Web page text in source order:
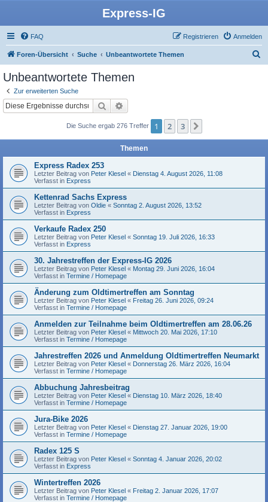
Express-IG
FAQ Anmelden
Registrieren
Foren-Übersicht Suche Unbeantwortete Themen
Unbeantwortete Themen
Zur erweiterten Suche
Suche
Die Suche ergab 276 Treffer 1 2 3
Themen
Express Radex 253
Letzter Beitrag von Peter Klesel « Dienstag 4. August 2026, 11:08
Verfasst in Express
Kettenrad Sachs Express
Letzter Beitrag von Oldie « Sonntag 2. August 2026, 13:52
Verfasst in Express
Verkaufe Radex 250
Letzter Beitrag von Peter Klesel « Sonntag 19. Juli 2026, 16:33
Verfasst in Express
30. Jahrestreffen der Express-IG 2026
Letzter Beitrag von Peter Klesel « Montag 29. Juni 2026, 16:04
Verfasst in Termine / Homepage
Änderung zum Oldtimertreffen am Sonntag
Letzter Beitrag von Peter Klesel « Freitag 26. Juni 2026, 09:24
Verfasst in Termine / Homepage
Anmelden zur Teilnahme beim Oldtimertreffen am 28.06.26
Letzter Beitrag von Peter Klesel « Mittwoch 20. Mai 2026, 17:10
Verfasst in Termine / Homepage
Jahrestreffen 2026 und Anmeldung Oldtimertreffen Neumarkt
Letzter Beitrag von Peter Klesel « Donnerstag 26. März 2026, 16:04
Verfasst in Termine / Homepage
Abbuchung Jahresbeitrag
Letzter Beitrag von Peter Klesel « Dienstag 10. März 2026, 18:40
Verfasst in Termine / Homepage
Jura-Bike 2026
Letzter Beitrag von Peter Klesel « Dienstag 27. Januar 2026, 19:00
Verfasst in Termine / Homepage
Radex 125 S
Letzter Beitrag von Peter Klesel « Sonntag 4. Januar 2026, 20:02
Verfasst in Express
Wintertreffen 2026
Letzter Beitrag von Peter Klesel « Freitag 2. Januar 2026, 17:07
Verfasst in Termine / Homepage